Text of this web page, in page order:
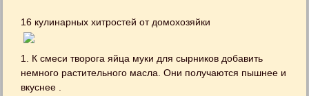
16 кулинарных хитростей от домохозяйки
1. К смеси творога яйца муки для сырников добавить
немного растительного масла. Они получаются пышнее и
вкуснее .